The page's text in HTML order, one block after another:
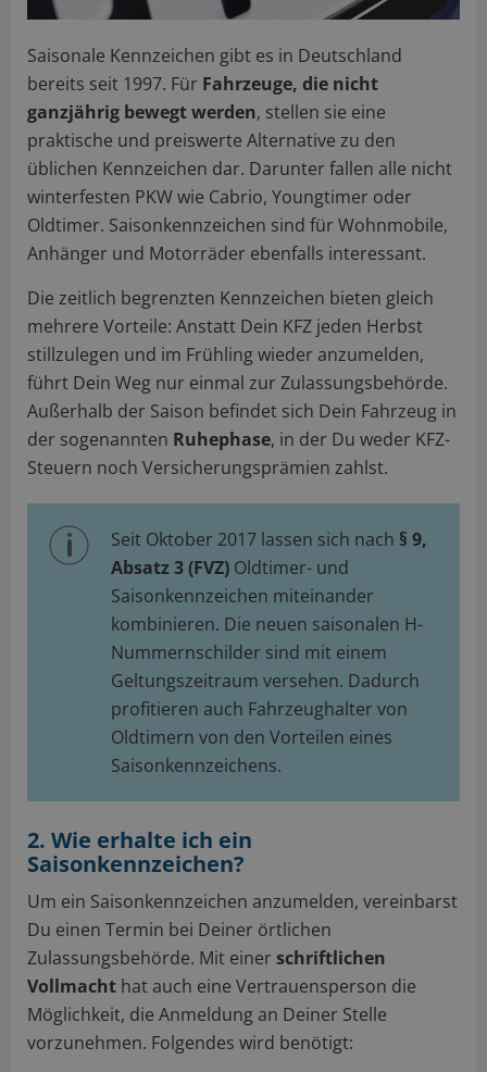
Saisonale Kennzeichen gibt es in Deutschland
bereits seit 1997. Für Fahrzeuge, die nicht
ganzjährig bewegt werden, stellen sie eine
praktische und preiswerte Alternative zu den
üblichen Kennzeichen dar. Darunter fallen alle nicht
winterfesten PKW wie Cabrio, Youngtimer oder
Oldtimer. Saisonkennzeichen sind für Wohnmobile,
Anhänger und Motorräder ebenfalls interessant.
Die zeitlich begrenzten Kennzeichen bieten gleich
mehrere Vorteile: Anstatt Dein KFZ jeden Herbst
stillzulegen und im Frühling wieder anzumelden,
führt Dein Weg nur einmal zur Zulassungsbehörde.
Außerhalb der Saison befindet sich Dein Fahrzeug in
der sogenannten Ruhephase, in der Du weder KFZ-
Steuern noch Versicherungsprämien zahlst.
Seit Oktober 2017 lassen sich nach § 9,
Absatz 3 (FVZ) Oldtimer- und
Saisonkennzeichen miteinander
kombinieren. Die neuen saisonalen H-
Nummernschilder sind mit einem
Geltungszeitraum versehen. Dadurch
profitieren auch Fahrzeughalter von
Oldtimern von den Vorteilen eines
Saisonkennzeichens.
2. Wie erhalte ich ein
Saisonkennzeichen?
Um ein Saisonkennzeichen anzumelden, vereinbarst
Du einen Termin bei Deiner örtlichen
Zulassungsbehörde. Mit einer schriftlichen
Vollmacht hat auch eine Vertrauensperson die
Möglichkeit, die Anmeldung an Deiner Stelle
vorzunehmen. Folgendes wird benötigt: